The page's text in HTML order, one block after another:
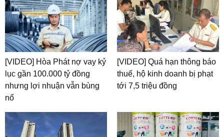
[VIDEO] Hòa Phát nợ vay kỷ
lục gần 100.000 tỷ đồng
nhưng lợi nhuận vẫn bùng
nổ
[VIDEO] Quá hạn thông báo
thuế, hộ kinh doanh bị phạt
tới 7,5 triệu đồng